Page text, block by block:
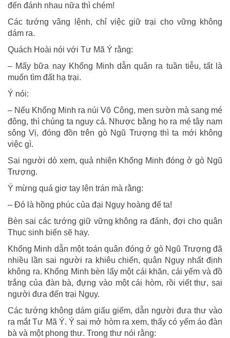
đến đánh nhau nữa thì chém!
Các tướng vâng lệnh, chỉ việc giữ trại cho vững không
dám ra.
Quách Hoài nói với Tư Mã Ý rằng:
– Mấy bữa nay Khổng Minh dẫn quân ra tuần tiễu, tất là
muốn tìm đất hạ trại.
Ý nói:
– Nếu Khổng Minh ra núi Võ Công, men sườn mà sang mé
đông, thì chúng ta nguy cả. Nhược bằng họ ra mé tây nam
sông Vị, đóng đồn trên gò Ngũ Trượng thì ta mới không
việc gì.
Sai người dò xem, quả nhiên Khổng Minh đóng ở gò Ngũ
Trượng.
Ý mừng quá giơ tay lên trán mà rằng:
– Đó là hồng phúc của đại Ngụy hoàng đế ta!
Bèn sai các tướng giữ vững không ra đánh, đợi cho quân
Thục sinh biến sẽ hay.
Khổng Minh dẫn một toán quân đóng ở gò Ngũ Trượng đã
nhiều lần sai người ra khiêu chiến, quân Ngụy nhất định
không ra. Khổng Minh bèn lấy một cái khăn, cái yếm và đồ
trắng của đàn bà, đựng vào một cái hòm, rồi viết thư, sai
người đưa đến trại Ngụy.
Các tướng không dám giấu giếm, dẫn người đưa thư vào
ra mắt Tư Mã Ý. Ý sai mở hòm ra xem, thấy có yếm áo đàn
bà và một phong thư. Trong thư nói rằng: